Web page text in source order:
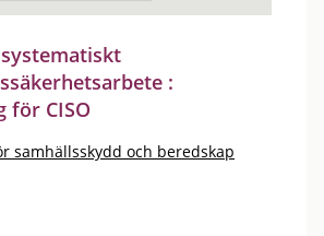
:
för CISO
samhällsskydd och beredskap